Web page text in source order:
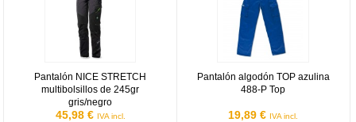
Pantalón NICE STRETCH
multibolsillos de 245gr
gris/negro
45,98 € IVA incl.
Pantalón algodón TOP azulina
488-P Top
19,89 € IVA incl.